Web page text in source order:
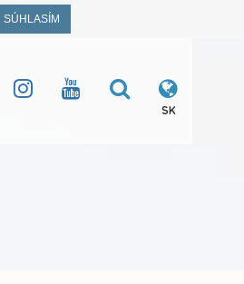
SÚHLASÍM
SK